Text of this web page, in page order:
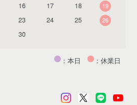
16 17 18
19
23 24 25
26
30
：本日 ：休業日